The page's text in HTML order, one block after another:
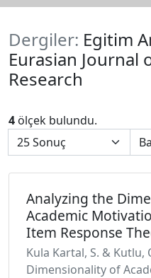
Dergiler: Egitim
Eurasian Journal
Research
4 ölçek bulundu.
Analyzing the
Academic
Item Response
Kula Kartal, S. & Kutlu,
Dimensionality of